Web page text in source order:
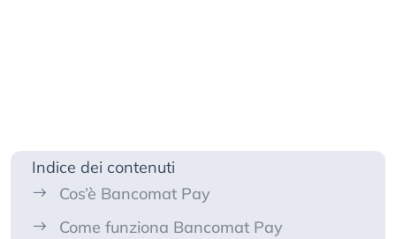
Indice dei contenuti
Cos’è Bancomat Pay
Come funziona Bancomat Pay